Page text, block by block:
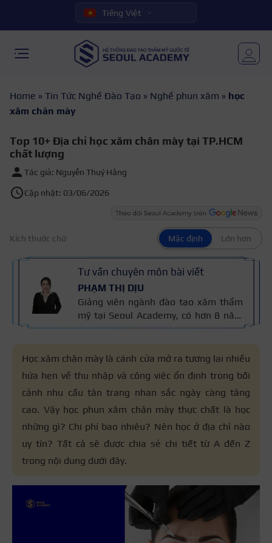
Tiếng Việt
Home » Tin Tức Nghề Đào Tạo » Nghề phun xăm » học
xăm chân mày
Top 10+ Địa chỉ học xăm chân mày tại TP.HCM
chất lượng
Tác giả: Nguyễn Thuý Hằng
Cập nhật: 03/06/2026
Kích thước chữ Mặc định Lớn hơn
Tư vấn chuyên môn bài viết
PHẠM THỊ DỊU
Giảng viên ngành đào tạo xăm thẩm
mỹ tại Seoul Academy, có hơn 8 năm
kinh nghiệm trong nghề, đạt nhiều
Xuất sắc Seoul Academy 2023. Nội
dung được kiểm định dựa trên kinh
nghiệm và tiêu chuẩn kỹ thuật phun
xăm của cô áp dụng trong đào tạo,
đảm bảo chính xác và an toàn cho
người học.
Học xăm chân mày là cánh cửa mở ra tương lai nhiều
hứa hẹn về thu nhập và công việc ổn định trong bối
cảnh nhu cầu tân trang nhan sắc ngày càng tăng
cao. Vậy học phun xăm chân mày thực chất là học
những gì? Chi phí bao nhiêu? Nên học ở địa chỉ nào
uy tín? Tất cả sẽ được chia sẻ chi tiết từ A đến Z
trong nội dung dưới đây.